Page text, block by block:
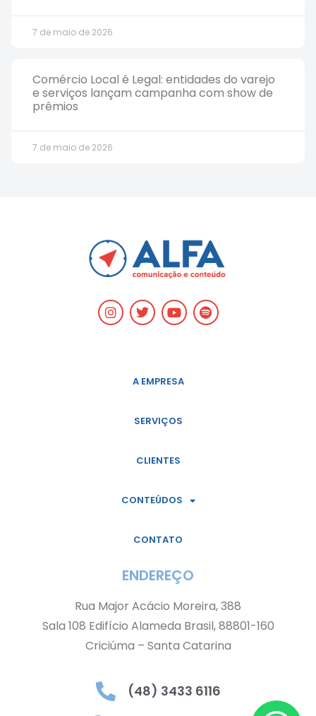
7 de maio de 2026
Comércio Local é Legal: entidades do varejo
e serviços lançam campanha com show de
prêmios
7 de maio de 2026
A EMPRESA
SERVIÇOS
CLIENTES
CONTEÚDOS
CONTATO
ENDEREÇO
Rua Major Acácio Moreira, 388
Sala 108 Edifício Alameda Brasil, 88801-160
Criciúma – Santa Catarina
(48) 3433 6116